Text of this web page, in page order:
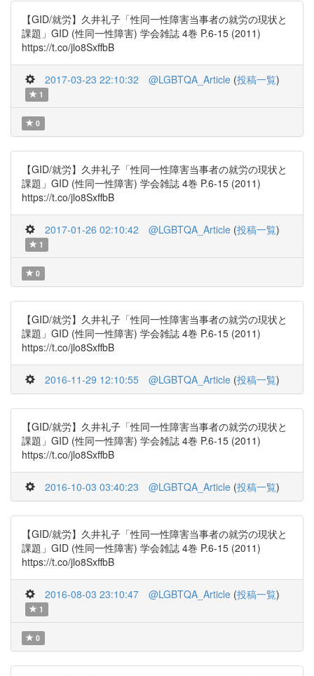
【GID/就労】久井礼子「性同一性障害当事者の就労の現状と
課題」GID (性同一性障害) 学会雑誌 4巻 P.6-15 (2011)
https://t.co/jlo8SxffbB
2017-03-23 22:10:32 @LGBTQA_Article (投稿一覧)
1
0
【GID/就労】久井礼子「性同一性障害当事者の就労の現状と
課題」GID (性同一性障害) 学会雑誌 4巻 P.6-15 (2011)
https://t.co/jlo8SxffbB
2017-01-26 02:10:42 @LGBTQA_Article (投稿一覧)
1
0
【GID/就労】久井礼子「性同一性障害当事者の就労の現状と
課題」GID (性同一性障害) 学会雑誌 4巻 P.6-15 (2011)
https://t.co/jlo8SxffbB
2016-11-29 12:10:55 @LGBTQA_Article (投稿一覧)
【GID/就労】久井礼子「性同一性障害当事者の就労の現状と
課題」GID (性同一性障害) 学会雑誌 4巻 P.6-15 (2011)
https://t.co/jlo8SxffbB
2016-10-03 03:40:23 @LGBTQA_Article (投稿一覧)
【GID/就労】久井礼子「性同一性障害当事者の就労の現状と
課題」GID (性同一性障害) 学会雑誌 4巻 P.6-15 (2011)
https://t.co/jlo8SxffbB
2016-08-03 23:10:47 @LGBTQA_Article (投稿一覧)
1
0